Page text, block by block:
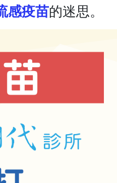
感疫苗的迷思。